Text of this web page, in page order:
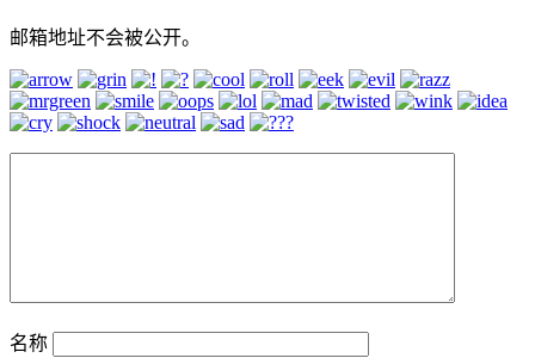
邮箱地址不会被公开。
名称